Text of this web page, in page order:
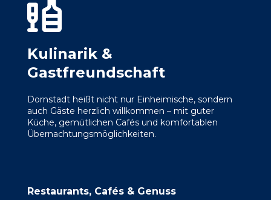
Kulinarik &
Gastfreundschaft
Dornstadt heißt nicht nur Einheimische, sondern
auch Gäste herzlich willkommen – mit guter
Küche, gemütlichen Cafés und komfortablen
Übernachtungsmöglichkeiten.
Restaurants, Cafés & Genuss